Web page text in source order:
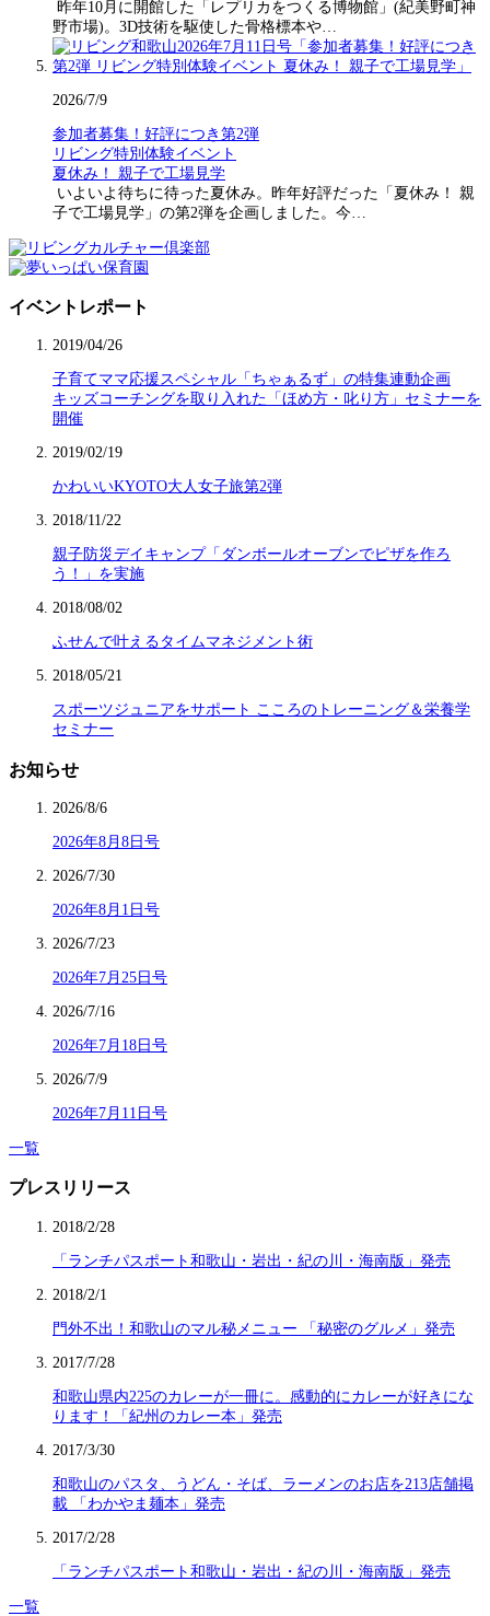
昨年10月に開館した「レプリカをつくる博物館」(紀美野町神
野市場)。3D技術を駆使した骨格標本や…
2026/7/9
参加者募集！好評につき第2弾
リビング特別体験イベント
夏休み！ 親子で工場見学
いよいよ待ちに待った夏休み。昨年好評だった「夏休み！ 親
子で工場見学」の第2弾を企画しました。今…
イベントレポート
2019/04/26
子育てママ応援スペシャル「ちゃぁるず」の特集連動企画
キッズコーチングを取り入れた「ほめ方・叱り方」セミナーを
開催
2019/02/19
かわいいKYOTO大人女子旅第2弾
2018/11/22
親子防災デイキャンプ「ダンボールオーブンでピザを作ろ
う！」を実施
2018/08/02
ふせんで叶えるタイムマネジメント術
2018/05/21
スポーツジュニアをサポート こころのトレーニング＆栄養学
セミナー
お知らせ
2026/8/6
2026年8月8日号
2026/7/30
2026年8月1日号
2026/7/23
2026年7月25日号
2026/7/16
2026年7月18日号
2026/7/9
2026年7月11日号
一覧
プレスリリース
2018/2/28
「ランチパスポート和歌山・岩出・紀の川・海南版」発売
2018/2/1
門外不出！和歌山のマル秘メニュー 「秘密のグルメ」発売
2017/7/28
和歌山県内225のカレーが一冊に。感動的にカレーが好きにな
ります！「紀州のカレー本」発売
2017/3/30
和歌山のパスタ、うどん・そば、ラーメンのお店を213店舗掲
載 「わかやま麺本」発売
2017/2/28
「ランチパスポート和歌山・岩出・紀の川・海南版」発売
一覧